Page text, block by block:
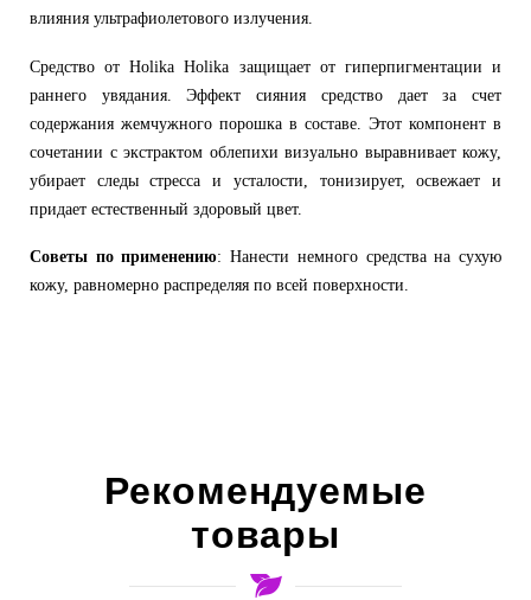
влияния ультрафиолетового излучения.
Средство от Holika Holika защищает от гиперпигментации и
раннего увядания. Эффект сияния средство дает за счет
содержания жемчужного порошка в составе. Этот компонент в
сочетании с экстрактом облепихи визуально выравнивает кожу,
убирает следы стресса и усталости, тонизирует, освежает и
придает естественный здоровый цвет.
Советы по применению: Нанести немного средства на сухую
кожу, равномерно распределяя по всей поверхности.
Рекомендуемые
товары